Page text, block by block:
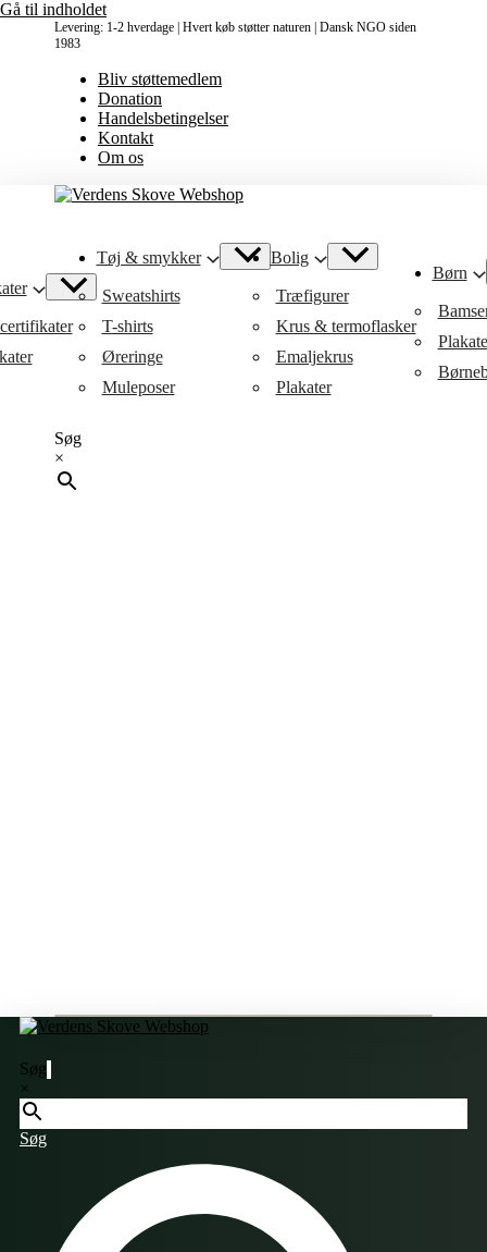
Gå til indholdet
Levering: 1-2 hverdage | Hvert køb støtter naturen | Dansk NGO siden
1983
Bliv støttemedlem
Donation
Handelsbetingelser
Kontakt
Om os
Tøj & smykker
Sweatshirts
T-shirts
Øreringe
Muleposer
Bolig
Træfigurer
Krus & termoflasker
Emaljekrus
Plakater
Børn
Søg
×
Søg
×
Søg